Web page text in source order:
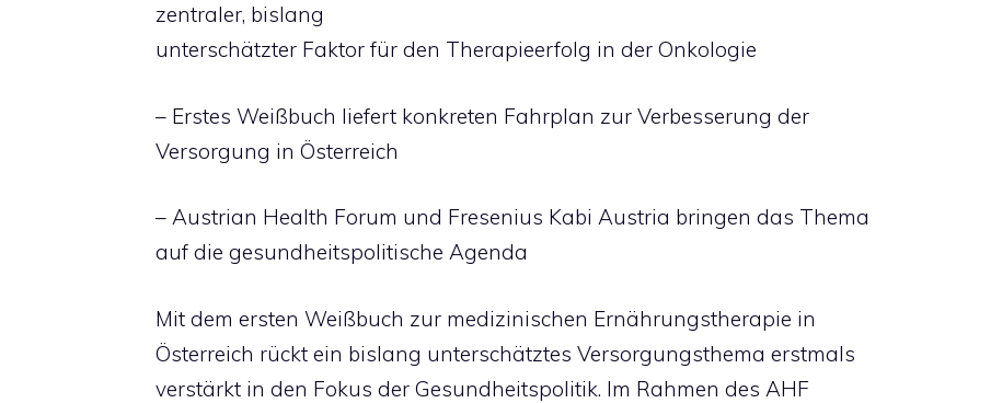
zentraler, bislang
unterschätzter Faktor für den Therapieerfolg in der Onkologie
– Erstes Weißbuch liefert konkreten Fahrplan zur Verbesserung der
Versorgung in Österreich
– Austrian Health Forum und Fresenius Kabi Austria bringen das Thema
auf die gesundheitspolitische Agenda
Mit dem ersten Weißbuch zur medizinischen Ernährungstherapie in
Österreich rückt ein bislang unterschätztes Versorgungsthema erstmals
verstärkt in den Fokus der Gesundheitspolitik. Im Rahmen des AHF